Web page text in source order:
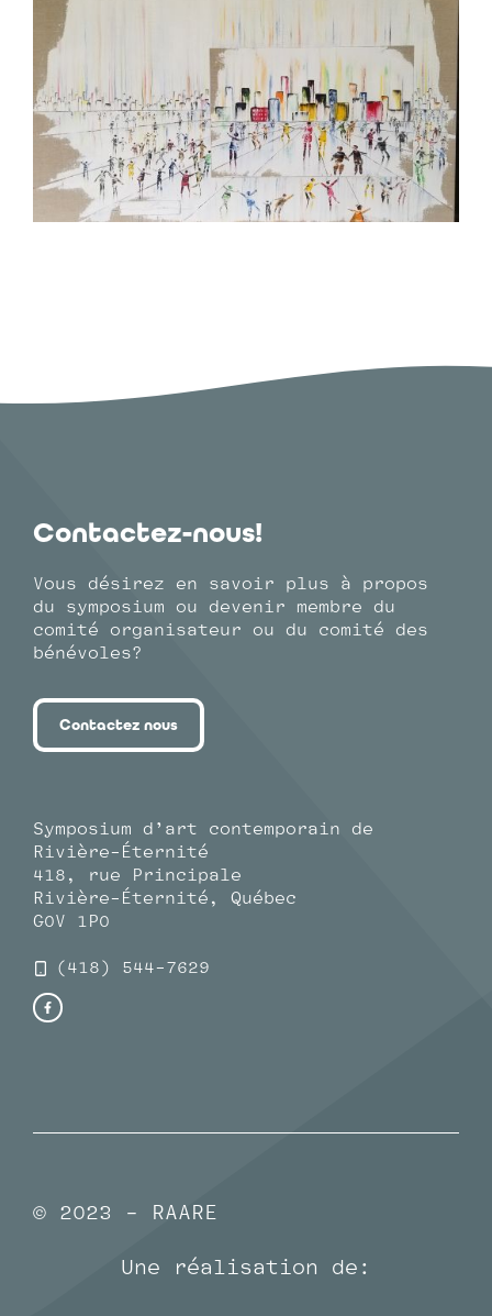
Contactez-nous!
Vous désirez en savoir plus à propos
du symposium ou devenir membre du
comité organisateur ou du comité des
bénévoles?
Contactez nous
Symposium d’art contemporain de
Rivière-Éternité
418, rue Principale
Rivière-Éternité, Québec
G0V 1P0
(418) 544-7629
© 2023 - RAARE
Une réalisation de: